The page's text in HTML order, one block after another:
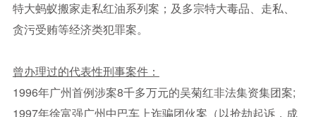
特大蚂蚁搬家走私红油系列案；及多宗特大毒品、走私、
贪污受贿等经济类犯罪案。
曾办理过的代表性刑事案件：
1996年广州首例涉案8千多万元的吴菊红非法集资集团案;
1997年徐富强广州中巴车上诈骗团伙案（以抢劫起诉，成